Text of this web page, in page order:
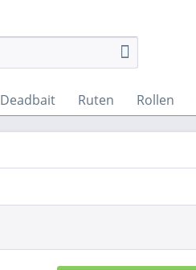
Deadbait Ruten Rollen